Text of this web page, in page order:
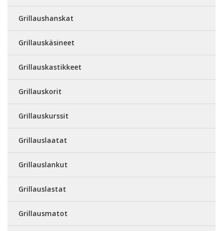
Grillaushanskat
Grillauskäsineet
Grillauskastikkeet
Grillauskorit
Grillauskurssit
Grillauslaatat
Grillauslankut
Grillauslastat
Grillausmatot